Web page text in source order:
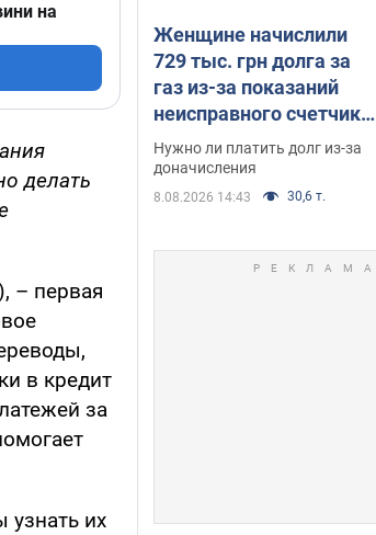
на
делать
– первая
в кредит
за
узнать их
Женщине начислили
729 тыс. грн долга за
газ из-за показаний
неисправного счетчика:
судья вынес
неожиданное решение
Нужно ли платить долг из-за
доначисления
8.08.2026 14:43 30,6 т.